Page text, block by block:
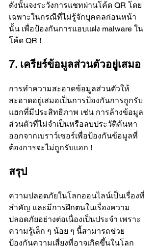
ดังนั้นจงระวังการแชทผ่านโค้ด QR โดย
เฉพาะในกรณีที่ไม่รู้จักบุคคลก่อนหน้า
นั้น เพื่อป้องกันการแอบแฝง malware ใน
โค้ด QR !
7. เครียร์ข้อมูลส่วนตัวอยู่เสมอ
การทำความสะอาดข้อมูลส่วนตัวให้
สะอาดอยู่เสมอเป็นการป้องกันการถูกรับ
แฮกที่มีประสิทธิภาพ เช่น การล้างข้อมูล
ส่วนตัวที่ไม่จำเป็นหรือลบประวัติค้นหา
ออกจากเบราว์เซอร์เพื่อป้องกันข้อมูลที่
ต้องการจะไม่ถูกรับแฮก !
สรุป
ความปลอดภัยในโลกออนไลน์เป็นเรื่องที่
สำคัญ และมีการฝึกตนในเรื่องความ
ปลอดภัยอย่างต่อเนื่องเป็นประจำ เพราะ
ความรู้เล็ก ๆ น้อย ๆ นี้สามารถช่วย
ป้องกันความเสี่ยงที่อาจเกิดขึ้นในโลก